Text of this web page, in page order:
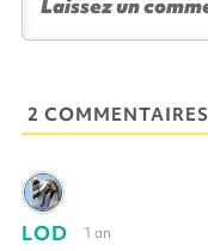
2 COMMENTAIRES
LOD 1 an